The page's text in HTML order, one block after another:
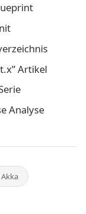
Artikel
Analyse
Akka